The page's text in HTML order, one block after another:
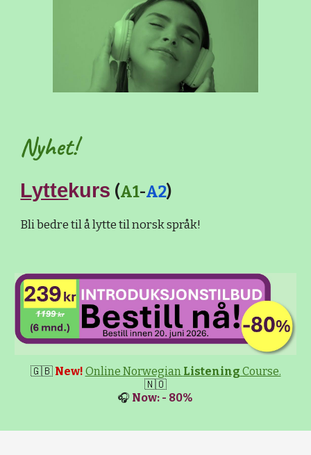
Nyhet!
Lyttekurs (A1-A2)
Bli bedre til å lytte til norsk språk!
🇬🇧 New! Online Norwegian Listening Course.
🇳🇴
🎧 Now: - 80%